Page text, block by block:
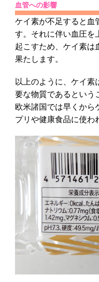
血管への影響
ケイ素が不足すると血
す。それに伴い血圧を
起こすため、ケイ素は
果たします。
以上のように、ケイ素
要な物質であるという
欧米諸国では早くから
プリや健康食品に使わ